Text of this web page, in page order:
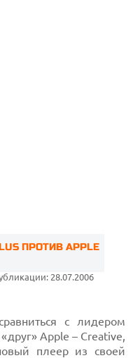
ПРОТИВ APPLE
28.07.2006
с лидером
Apple – Creative,
плеер из своей